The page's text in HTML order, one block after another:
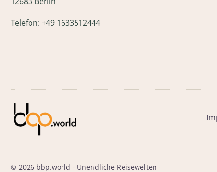
Telefon: +49 1633512444
© 2026 bbp.world - Unendliche Reisewelten